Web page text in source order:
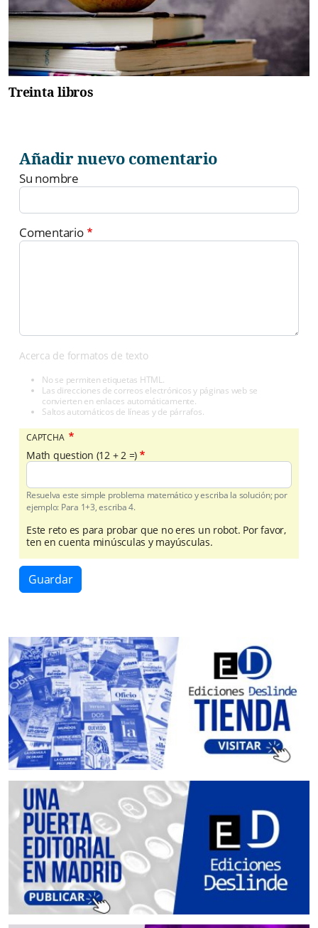
Treinta libros
Añadir nuevo comentario
Su nombre
Comentario
Acerca de formatos de texto
No se permiten etiquetas HTML.
Las direcciones de correos electrónicos y páginas web se
convierten en enlaces automáticamente.
Saltos automáticos de líneas y de párrafos.
CAPTCHA
Math question (12 + 2 =)
Resuelva este simple problema matemático y escriba la solución; por
ejemplo: Para 1+3, escriba 4.
Este reto es para probar que no eres un robot. Por favor,
ten en cuenta minúsculas y mayúsculas.
Guardar